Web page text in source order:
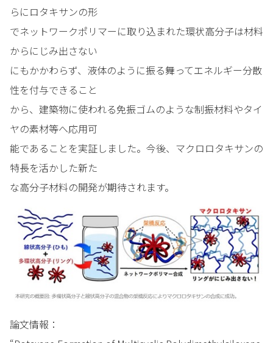
らにロタキサンの形
でネットワークポリマーに取り込まれた環状高分子は材料
からにじみ出さない
にもかかわらず、液体のように振る舞ってエネルギー分散
性を付与できること
から、建築物に使われる免振ゴムのような制振材料やタイ
ヤの素材等へ応用可
能であることを実証しました。今後、マクロロタキサンの
特長を活かした新た
な高分子材料の開発が期待されます。
論文情報：